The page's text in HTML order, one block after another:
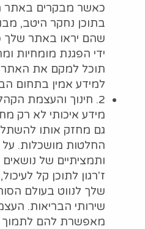
כאשר מבקרים באתר
בתוכן נחקר היטב,
שהם יראו באתר שלך
ידי הפגנת מומחיות
תוכל למקם את
למידע אמין בתחום
2. חינוך והעצמת הקהל שלך:
מידע איכותי לא רק
גם מחזק אותו
החלטות מושכלות. על
ותמציתיים של נושאים
ז'רגון לתוכן קל
שלך לנווט בעולם
שירותי הבריאות.
מאפשרת להם לתמוך